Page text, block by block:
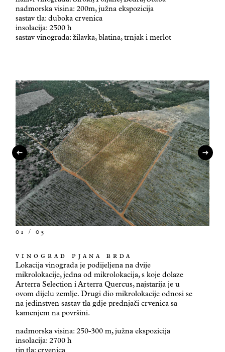
nadmorska visina: 200m, južna ekspozicija
sastav tla: duboka crvenica
insolacija: 2500 h
sastav vinograda: žilavka, blatina, trnjak i merlot
0 1 / 03
VINOGRAD PJANA BRDA
Lokacija vinograda je podijeljena na dvije
mikrolokacije, jedna od mikrolokacija, s koje dolaze
Arterra Selection i Arterra Quercus, najstarija je u
ovom dijelu zemlje. Drugi dio mikrolokacije odnosi se
na jedinstven sastav tla gdje prednjači crvenica sa
kamenjem na površini.
nadmorska visina: 250-300 m, južna ekspozicija
insolacija: 2700 h